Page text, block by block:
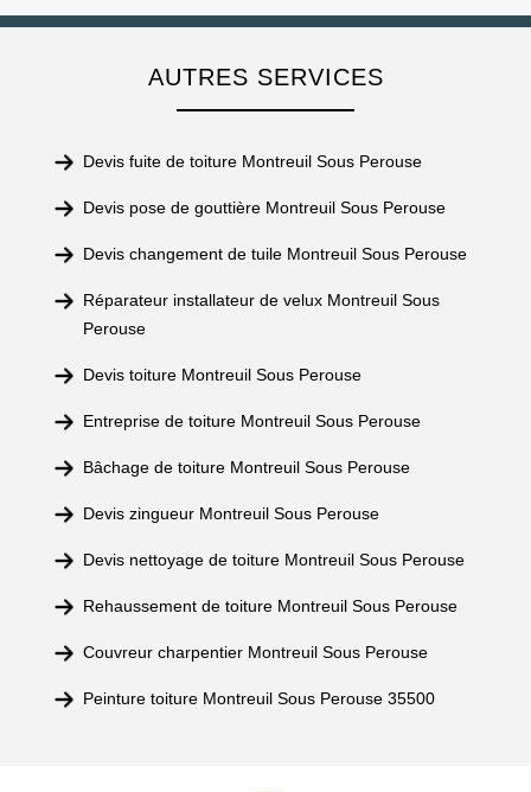
AUTRES SERVICES
Devis fuite de toiture Montreuil Sous Perouse
Devis pose de gouttière Montreuil Sous Perouse
Devis changement de tuile Montreuil Sous Perouse
Réparateur installateur de velux Montreuil Sous
Perouse
Devis toiture Montreuil Sous Perouse
Entreprise de toiture Montreuil Sous Perouse
Bâchage de toiture Montreuil Sous Perouse
Devis zingueur Montreuil Sous Perouse
Devis nettoyage de toiture Montreuil Sous Perouse
Rehaussement de toiture Montreuil Sous Perouse
Couvreur charpentier Montreuil Sous Perouse
Peinture toiture Montreuil Sous Perouse 35500